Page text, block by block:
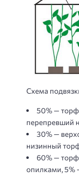
Схема
50% —
перепревший
30% —
низинный
60% —
опилками, 5%